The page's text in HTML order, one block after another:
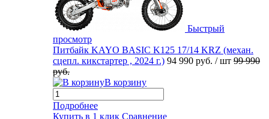
Быстрый
просмотр
Питбайк KAYO BASIC K125 17/14 KRZ (механ.
сцепл. кикстартер , 2024 г.) 94 990 руб. / шт 99 990
руб.
В корзину
Подробнее
Купить в 1 клик Сравнение